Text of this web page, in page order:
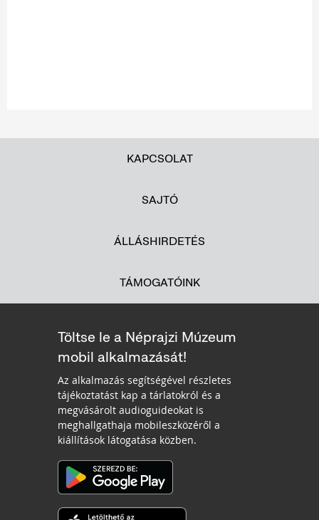
KAPCSOLAT
SAJTÓ
ÁLLÁSHIRDETÉS
TÁMOGATÓINK
Töltse le a Néprajzi Múzeum
mobil alkalmazását!
Az alkalmazás segítségével részletes
tájékoztatást kap a tárlatokról és a
megvásárolt audioguideokat is
meghallgathaja mobileszközéről a
kiállítások látogatása közben.